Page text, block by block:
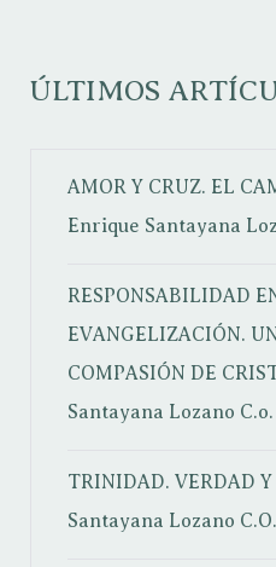
ÚLTIMOS
AMOR Y CRUZ. EL
Enrique Santayana
RESPONSABILIDAD
EVANGELIZACIÓN.
COMPASIÓN DE
Santayana Lozano C.o.
TRINIDAD. VERDAD
Santayana Lozano